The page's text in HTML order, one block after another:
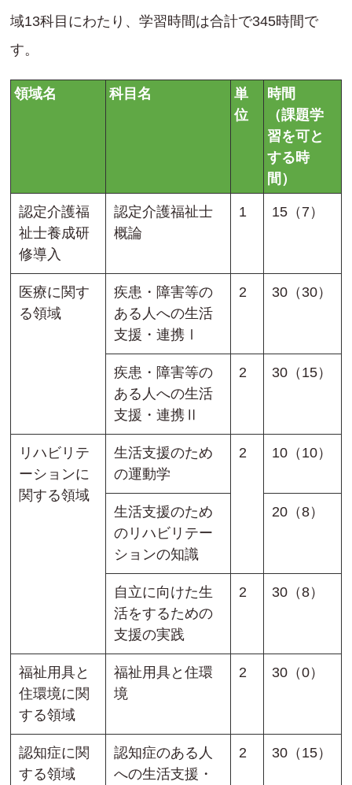
域13科目にわたり、学習時間は合計で345時間で
す。
領域名 科目名
単
位
時間
（課題学
習を可と
する時
間）
認定介護福
祉士養成研
修導入
認定介護福祉士
概論
1 15（7）
医療に関す
る領域
疾患・障害等の
ある人への生活
支援・連携Ⅰ
2 30（30）
疾患・障害等の
ある人への生活
支援・連携Ⅱ
2 30（15）
リハビリテ
ーションに
関する領域
生活支援のため
の運動学
2 10（10）
生活支援のため
のリハビリテー
ションの知識
20（8）
自立に向けた生
活をするための
支援の実践
2 30（8）
福祉用具と
住環境に関
する領域
福祉用具と住環
境
2 30（0）
認知症に関
する領域
認知症のある人
への生活支援・
2 30（15）